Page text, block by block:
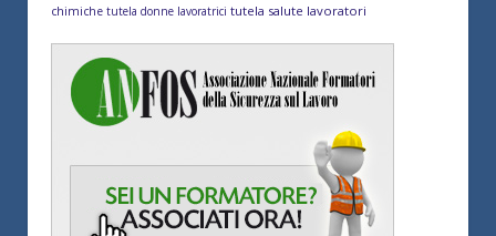
chimiche tutela donne lavoratrici tutela salute lavoratori